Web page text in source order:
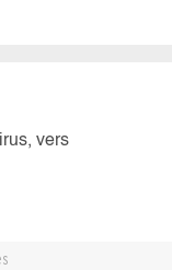
vers